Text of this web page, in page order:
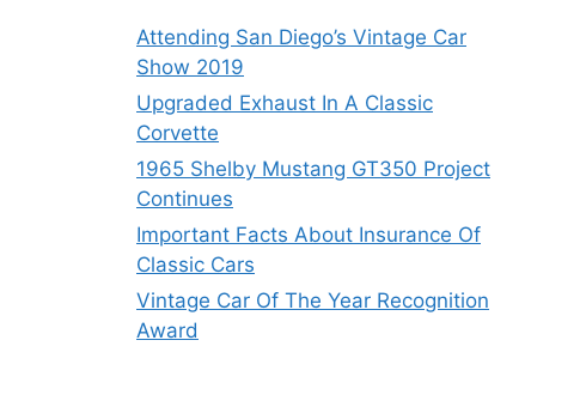
Attending San Diego’s Vintage Car
Show 2019
Upgraded Exhaust In A Classic
Corvette
1965 Shelby Mustang GT350 Project
Continues
Important Facts About Insurance Of
Classic Cars
Vintage Car Of The Year Recognition
Award